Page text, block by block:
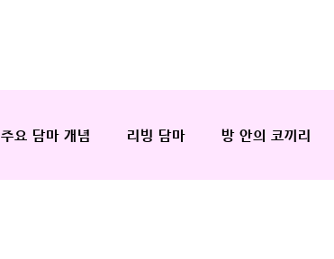
주요 담마 개념 리빙 담마 방 안의 코끼리